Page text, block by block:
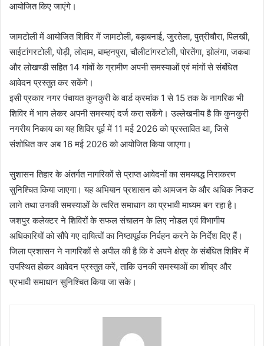
आयोजित किए जाएंगे।
जामटोली में आयोजित शिविर में जामटोली, बड़ाबनाई, जुरतेला, पुत्रीचौरा, पिलखी,
साईटांगरटोली, पोड़ी, लोदाम, बाम्हनपुरा, चौलीटांगरटोली, पोरतेंगा, झोलंगा, जकबा
और लोखण्डी सहित 14 गांवों के ग्रामीण अपनी समस्याओं एवं मांगों से संबंधित
आवेदन प्रस्तुत कर सकेंगे।
इसी प्रकार नगर पंचायत कुनकुरी के वार्ड क्रमांक 1 से 15 तक के नागरिक भी
शिविर में भाग लेकर अपनी समस्याएं दर्ज करा सकेंगे। उल्लेखनीय है कि कुनकुरी
नगरीय निकाय का यह शिविर पूर्व में 11 मई 2026 को प्रस्तावित था, जिसे
संशोधित कर अब 16 मई 2026 को आयोजित किया जाएगा।
सुशासन तिहार के अंतर्गत नागरिकों से प्राप्त आवेदनों का समयबद्ध निराकरण
सुनिश्चित किया जाएगा। यह अभियान प्रशासन को आमजन के और अधिक निकट
लाने तथा उनकी समस्याओं के त्वरित समाधान का प्रभावी माध्यम बन रहा है।
जशपुर कलेक्टर ने शिविरों के सफल संचालन के लिए नोडल एवं विभागीय
अधिकारियों को सौंपे गए दायित्वों का निष्ठापूर्वक निर्वहन करने के निर्देश दिए हैं।
जिला प्रशासन ने नागरिकों से अपील की है कि वे अपने क्षेत्र के संबंधित शिविर में
उपस्थित होकर आवेदन प्रस्तुत करें, ताकि उनकी समस्याओं का शीघ्र और
प्रभावी समाधान सुनिश्चित किया जा सके।